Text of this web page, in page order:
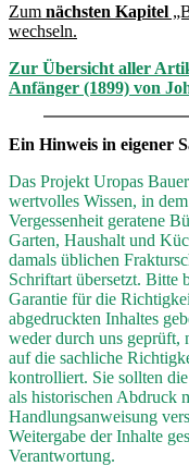
Zum nächsten Kapitel
wechseln.
Zur Übersicht aller
Anfänger (1899) von
Ein Hinweis in eigener
Das Projekt Uropas
wertvolles Wissen, in
Vergessenheit geratene
Garten, Haushalt und
damals üblichen
Schriftart übersetzt. Bitte
Garantie für die
abgedruckten Inhaltes
weder durch uns geprüft,
auf die sachliche
kontrolliert. Sie sollten
als historischen Abdruck
Handlungsanweisung
Weitergabe der Inhalte
Verantwortung.